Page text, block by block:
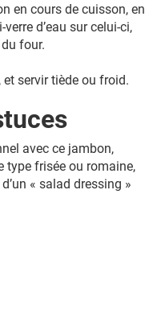
en cours de cuisson, en
d’eau sur celui-ci,
four.
servir tiède ou froid.
avec ce jambon,
type frisée ou romaine,
« salad dressing »